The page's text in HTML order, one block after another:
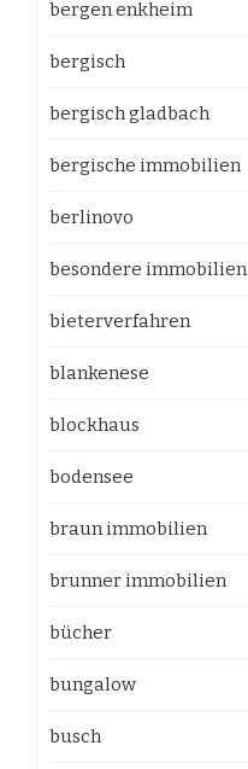
bergen enkheim
bergisch
bergisch gladbach
bergische immobilien
berlinovo
besondere immobilien
bieterverfahren
blankenese
blockhaus
bodensee
braun immobilien
brunner immobilien
bücher
bungalow
busch